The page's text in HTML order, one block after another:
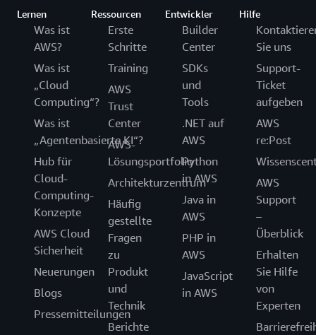
Lernen
Was ist
AWS?
Was ist
„Cloud
Computing“?
Was ist
„Agentenbasierte KI“?
Hub für
Cloud-
Computing-
Konzepte
AWS Cloud
Sicherheit
Neuerungen
Blogs
Pressemitteilungen
Ressourcen
Erste
Schritte
Training
AWS
Trust
Center
AWS-
Lösungsportfolio
Architekturzentrum
Häufig
gestellte
Fragen
zu
Produkt
und
Technik
Berichte
Entwickler
Builder
Center
SDKs
und
Tools
.NET auf
AWS
Python
in AWS
Java in
AWS
PHP in
AWS
JavaScript
in AWS
Hilfe
Sie uns
Support-
Ticket
aufgeben
AWS
re:Post
AWS
Support
–
Überblick
Erhalten
Sie Hilfe
von
Experten